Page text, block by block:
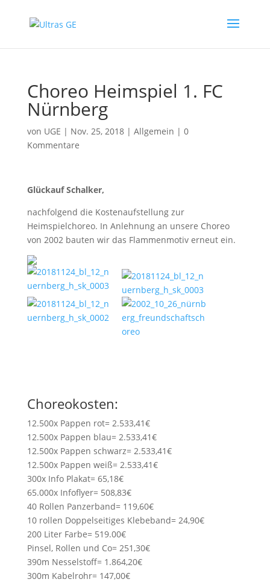
Choreo Heimspiel 1. FC
Nürnberg
von UGE | Nov. 25, 2018| Allgemein | 0
Kommentare
Glückauf Schalker,
nachfolgend die Kostenaufstellung zur
Heimspielchoreo. In Anlehnung an unsere Choreo
von 2002 bauten wir das Flammenmotiv erneut ein.
Choreokosten:
12.500x Pappen rot= 2.533,41€
12.500x Pappen blau= 2.533,41€
12.500x Pappen schwarz= 2.533,41€
12.500x Pappen weiß= 2.533,41€
300x Info Plakat= 65,18€
65.000x Infoflyer= 508,83€
40 Rollen Panzerband= 119,60€
10 rollen Doppelseitiges Klebeband= 24,90€
200 Liter Farbe= 519.00€
Pinsel, Rollen und Co= 251,30€
390m Nesselstoff= 1.864,20€
300m Kabelrohr= 147,00€